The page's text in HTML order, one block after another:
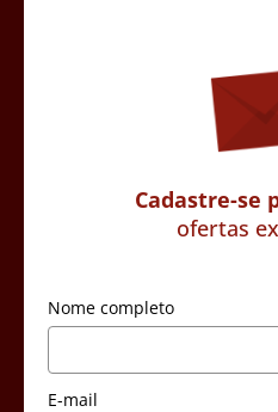
Cadastre-se
ofertas
Nome completo
E-mail